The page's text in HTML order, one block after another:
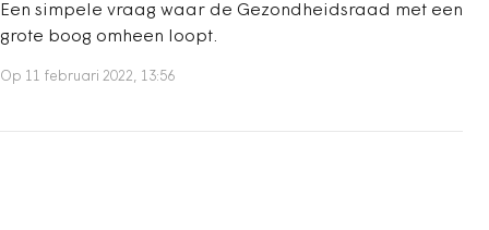
Een simpele vraag waar de Gezondheidsraad met een
grote boog omheen loopt.
Op 11 februari 2022, 13:56